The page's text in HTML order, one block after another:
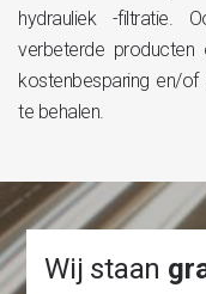
hydrauliek -filtratie.
verbeterde
kostenbesparing en/
te behalen.
Wij staan